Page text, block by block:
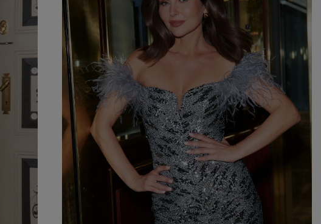
SEASON / FABRIC
Sleeve / Straps
STRAPLESS
ON SHOULDER STRAPS
Popular categories
FOR THE WEDDING
NEW PRODUCTS